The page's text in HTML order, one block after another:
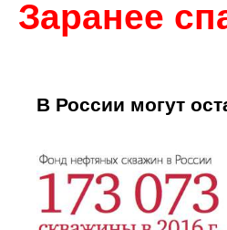
Заранее
В России могут